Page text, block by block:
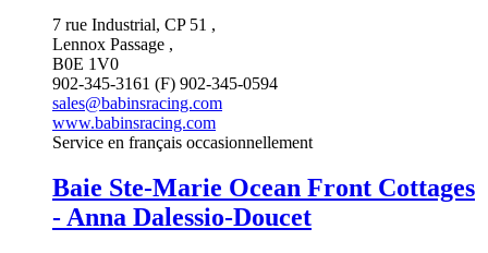
7 rue Industrial, CP 51 ,
Lennox Passage ,
B0E 1V0
902-345-3161 (F) 902-345-0594
sales@babinsracing.com
www.babinsracing.com
Service en français occasionnellement
Baie Ste-Marie Ocean Front Cottages
- Anna Dalessio-Doucet